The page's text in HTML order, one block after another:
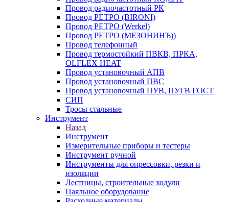
Провод радиочастотный РК
Провод РЕТРО (BIRONI)
Провод РЕТРО (Werkel)
Провод РЕТРО (МЕЗОНИНЪ))
Провод телефонный
Провод термостойкий ПВКВ, ПРКА,
OLFLEX HEAT
Провод установочный АПВ
Провод установочный ПВС
Провод установочный ПУВ, ПУГВ ГОСТ
СИП
Тросы стальные
Инструмент
Назад
Инструмент
Измерительные приборы и тестеры
Инструмент ручной
Инструменты для опрессовки, резки и
изоляции
Лестницы, строительные ходули
Паяльное оборудование